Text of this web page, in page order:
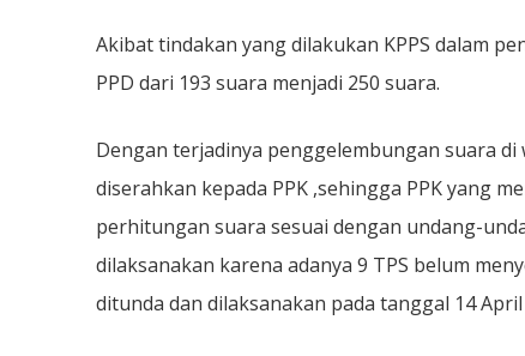
Akibat tindakan yang dilakukan KPPS dalam
PPD dari 193 suara menjadi 250 suara.
Dengan terjadinya penggelembungan suara
diserahkan kepada PPK ,sehingga PPK yang
perhitungan suara sesuai dengan undang-
dilaksanakan karena adanya 9 TPS belum
ditunda dan dilaksanakan pada tanggal 14 April